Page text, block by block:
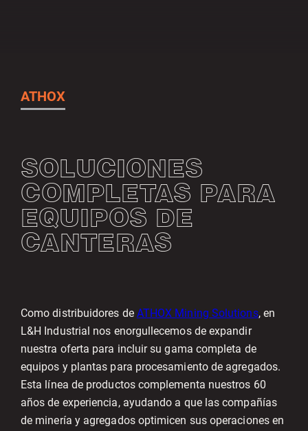
ATHOX
SOLUCIONES
COMPLETAS PARA
EQUIPOS DE
CANTERAS
Como distribuidores de ATHOX Mining Solutions, en
L&H Industrial nos enorgullecemos de expandir
nuestra oferta para incluir su gama completa de
equipos y plantas para procesamiento de agregados.
Esta línea de productos complementa nuestros 60
años de experiencia, ayudando a que las compañías
de minería y agregados optimicen sus operaciones en